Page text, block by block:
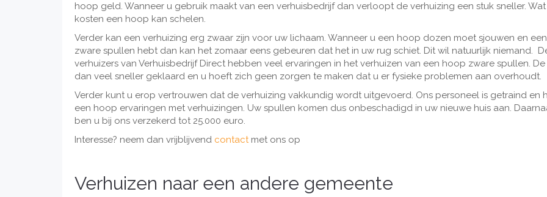
hoop geld. Wanneer u gebruik maakt van een verhuisbedrijf dan verloopt de verhuizing een stuk sneller.
kosten een hoop kan schelen.
Verder kan een verhuizing erg zwaar zijn voor uw lichaam. Wanneer u een hoop dozen moet sjouwen en
zware spullen hebt dan kan het zomaar eens gebeuren dat het in uw rug schiet. Dit wil natuurlijk niemand.
verhuizers van Verhuisbedrijf Direct hebben veel ervaringen in het verhuizen van een hoop zware spullen. De
dan veel sneller geklaard en u hoeft zich geen zorgen te maken dat u er fysieke problemen aan overhoudt.
Verder kunt u erop vertrouwen dat de verhuizing vakkundig wordt uitgevoerd. Ons personeel is getraind en
een hoop ervaringen met verhuizingen. Uw spullen komen dus onbeschadigd in uw nieuwe huis aan.
ben u bij ons verzekerd tot 25.000 euro.
Interesse? neem dan vrijblijvend contactmet ons op
Verhuizen naar een andere gemeente